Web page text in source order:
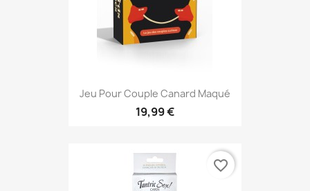
Jeu Pour Couple Canard Maqué
19,99 €
favorite_border